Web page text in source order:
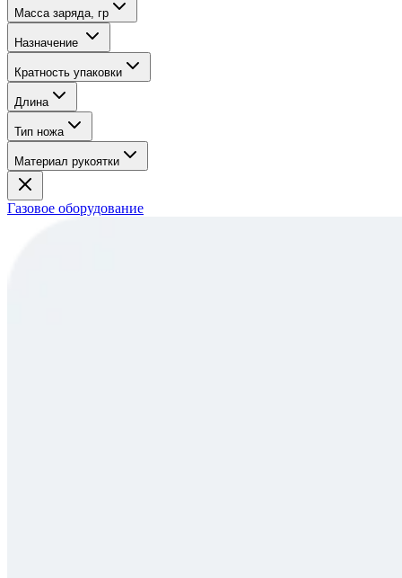
Масса заряда, гр
Назначение
Кратность упаковки
Длина
Тип ножа
Материал рукоятки
Газовое оборудование